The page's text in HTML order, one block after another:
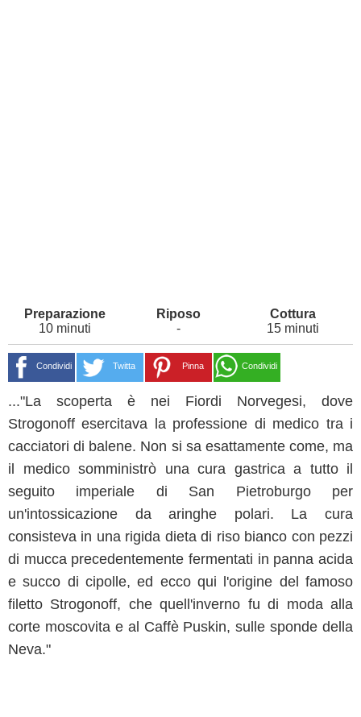
10 minuti - 15 minuti
Condividi Twitta Pinna Condividi
..."La scoperta è nei Fiordi Norvegesi, dove
Strogonoff esercitava la professione di medico tra i
cacciatori di balene. Non si sa esattamente come, ma
il medico somministrò una cura gastrica a tutto il
seguito imperiale di San Pietroburgo per
un'intossicazione da aringhe polari. La cura
consisteva in una rigida dieta di riso bianco con pezzi
di mucca precedentemente fermentati in panna acida
e succo di cipolle, ed ecco qui l'origine del famoso
filetto Strogonoff, che quell'inverno fu di moda alla
corte moscovita e al Caffè Puskin, sulle sponde della
Neva."